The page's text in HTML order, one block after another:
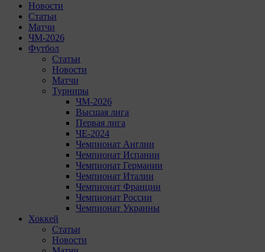
Новости
Статьи
Матчи
ЧМ-2026
Футбол
Статьи
Новости
Матчи
Турниры
ЧМ-2026
Высшая лига
Первая лига
ЧЕ-2024
Чемпионат Англии
Чемпионат Испании
Чемпионат Германии
Чемпионат Италии
Чемпионат Франции
Чемпионат России
Чемпионат Украины
Хоккей
Статьи
Новости